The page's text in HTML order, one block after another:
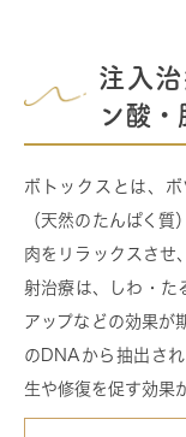
注入
ン酸
ボトックスとは、
（天然のたんぱく
肉をリラックスさせ
射治療は、しわ・た
アップなどの効果が
のDNAから抽出さ
生や修復を促す効果